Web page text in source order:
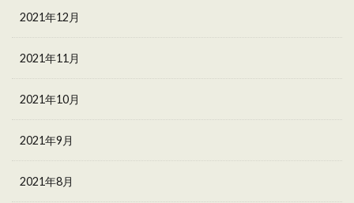
2021年12月
2021年11月
2021年10月
2021年9月
2021年8月